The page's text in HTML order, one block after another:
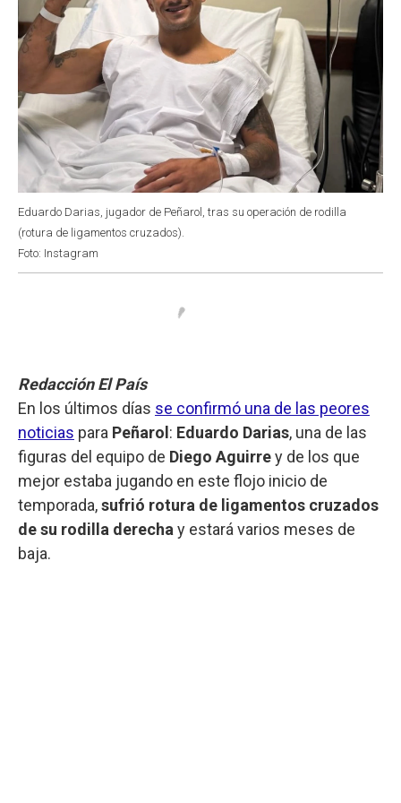
Eduardo Darias, jugador de Peñarol, tras su operación de rodilla
(rotura de ligamentos cruzados).
Foto: Instagram
Redacción El País
En los últimos días se confirmó una de las peores
noticias para Peñarol : Eduardo Darias, una de las
figuras del equipo de Diego Aguirrey de los que
mejor estaba jugando en este flojo inicio de
temporada,sufrió rotura de ligamentos cruzados
de su rodilla derecha y estará varios meses de
baja.